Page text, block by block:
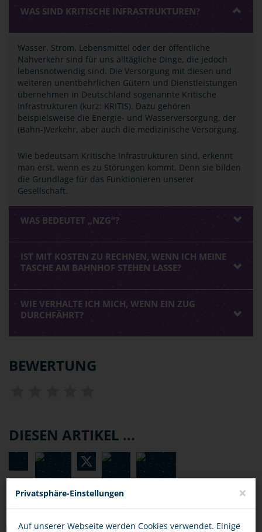
WAS SIND KRITISCHE INFRASTRUKTUREN?
Wasser, Strom, Lebensmittel oder der öffentliche
Nahverkehr sind für uns alltägliche Dinge, die jedoch
lebensnotwendig sind. Die Versorgung mit diesen und
weiteren unentbehrlichen Gütern und Dienstleistungen
übernehmen in Deutschland sogenannte Kritische
Infrastrukturen (kurz: KRITIS). Dazu gehören
beispielsweise die Energie- und Wasserversorgung, der
(Bahn-)Verkehr, aber auch die medizinische Versorgung.
Wie bedeutsam Kritische Infrastrukturen sind, erkennt
man erst, wenn es zu Störungen kommt. Denn sie bilden
die Grundlage für das Funktionieren unserer
Gesellschaft.
WAS BEDEUTET „NZG“?
IST MIT KOSTEN ZU RECHNEN, WENN ICH MEINE
TASCHE AM BAHNHOF STEHEN LASSE?
WIE VERHALTE ICH MICH, WENN EIN ZUG
DURCHFÄHRT?
BEWERTUNG
DIESEN ARTIKEL ...
Privatsphäre-Einstellungen ×
Auf unserer Webseite werden Cookies verwendet. Einige